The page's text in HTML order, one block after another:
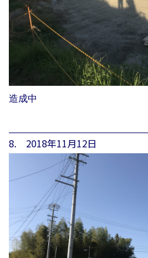
造成中
8. 2018年11月12日